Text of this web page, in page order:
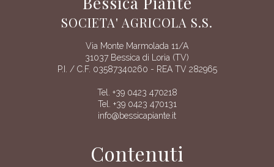
SOCIETA' AGRICOLA S.S.
Via Monte Marmolada 11/A
31037 Bessica di Loria (TV)
P.I. / C.F. 03587340260 - REA TV 282965
Tel. +39 0423 470218
Tel. +39 0423 470131
info@bessicapiante.it
Contenuti